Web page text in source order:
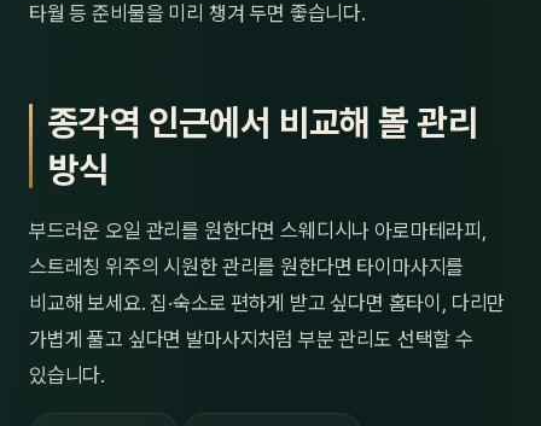
타월 등 준비물을 미리 챙겨 두면 좋습니다.
종각역 인근에서 비교해 볼 관리
방식
부드러운 오일 관리를 원한다면 스웨디시나 아로마테라피,
스트레칭 위주의 시원한 관리를 원한다면 타이마사지를
비교해 보세요. 집·숙소로 편하게 받고 싶다면 홈타이, 다리만
가볍게 풀고 싶다면 발마사지처럼 부분 관리도 선택할 수
있습니다.